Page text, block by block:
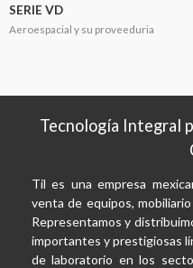
SERIE VD
Aeroespacial y su proveeduria
Tecnología Integral
Til es una empresa
venta de equipos,
Representamos y
importantes y prestigiosas
de laboratorio en los